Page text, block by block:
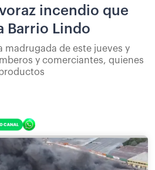
incendio que
Barrio Lindo
madrugada de este jueves y
y comerciantes, quienes